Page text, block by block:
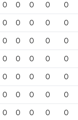
0 0 0 0 0
0 0 0 0 0
0 0 0 0 0
0 0 0 0 0
0 0 0 0 0
0 0 0 0 0
0 0 0 0 0